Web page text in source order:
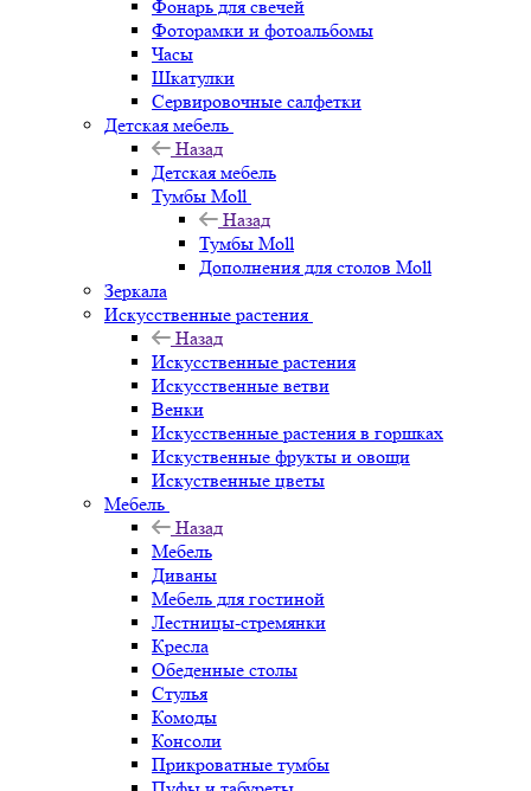
Фонарь для свечей
Фоторамки и фотоальбомы
Часы
Шкатулки
Сервировочные салфетки
Детская мебель
Назад
Детская мебель
Тумбы Moll
Назад
Тумбы Moll
Дополнения для столов Moll
Зеркала
Искусственные растения
Назад
Искусственные растения
Искусственные ветви
Венки
Искусственные растения в горшках
Искуственные фрукты и овощи
Искуственные цветы
Мебель
Назад
Мебель
Диваны
Мебель для гостиной
Лестницы-стремянки
Кресла
Обеденные столы
Стулья
Комоды
Консоли
Прикроватные тумбы